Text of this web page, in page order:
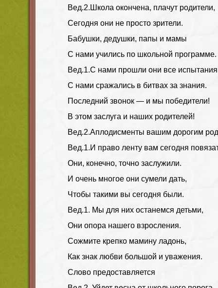
Вед.2.Школа окончена, плачут родители,
Сегодня они не просто зрители.
Бабушки, дедушки, папы и мамы
С нами учились по школьной программе.
Вед.1.С нами прошли они все
С нами сражались в битвах за знания.
Последний звонок — и мы победители!
В этом заслуга и наших родителей!
Вед.2.Аплодисменты вашим дорогим
Вед.1.И право ленту вам сегодня
Они, конечно, точно заслужили.
И очень многое они сумели дать,
Чтобы такими вы сегодня были.
Вед.1. Мы для них останемся детьми,
Они опора нашего взросления.
Сожмите крепко мамину ладонь,
Как знак любви большой и уважения.
Слово предоставляется